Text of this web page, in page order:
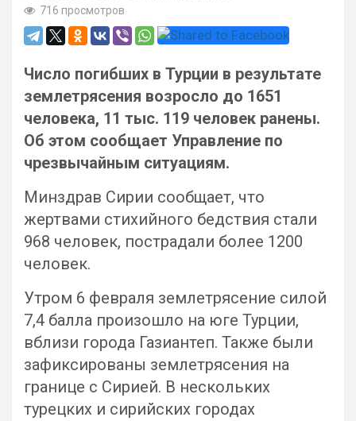
716 просмотров
Число погибших в Турции в результате
землетрясения возросло до 1651
человека, 11 тыс. 119 человек ранены.
Об этом сообщает Управление по
чрезвычайным ситуациям.
Минздрав Сирии сообщает, что
жертвами стихийного бедствия стали
968 человек, пострадали более 1200
человек.
Утром 6 февраля землетрясение силой
7,4 балла произошло на юге Турции,
вблизи города Газиантеп. Также были
зафиксированы землетрясения на
границе с Сирией. В нескольких
турецких и сирийских городах